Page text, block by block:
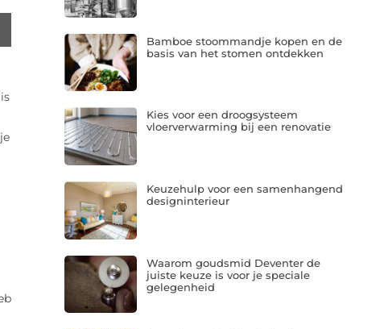
Bamboe stoommandje kopen en de
basis van het stomen ontdekken
Kies voor een droogsysteem
vloerverwarming bij een renovatie
Keuzehulp voor een samenhangend
designinterieur
Waarom goudsmid Deventer de
juiste keuze is voor je speciale
gelegenheid